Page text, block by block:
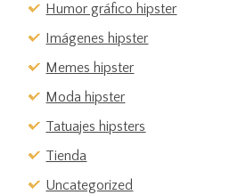
Humor gráfico hipster
Imágenes hipster
Memes hipster
Moda hipster
Tatuajes hipsters
Tienda
Uncategorized